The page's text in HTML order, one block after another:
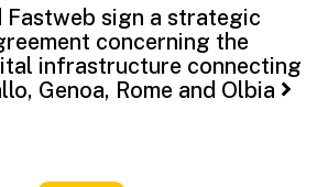
Fastweb sign a strategic
concerning the
infrastructure connecting
Genoa, Rome and Olbia